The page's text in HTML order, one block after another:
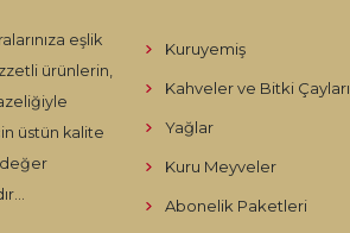
eşlik
ürünlerin,
üstün kalite
değer
Kuruyemiş
Kahveler ve Bitki Çayları
Yağlar
Kuru Meyveler
Abonelik Paketleri